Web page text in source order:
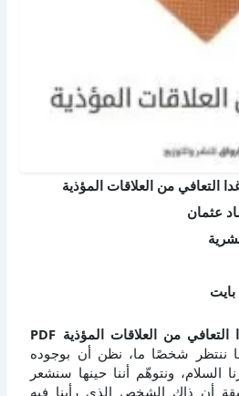
التعافي من العلاقات المؤذية
عثمان
تحميل كتاب أحببت وغدا التعافي من العلاقات المؤذية PDF
ننتظر شخصًا ما، نظن أن بوجوده
السلام، ونتوهّم أننا حينها سنشعر
أن ذاك الشخص الذي رأينا فيه